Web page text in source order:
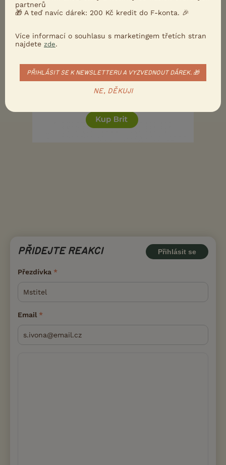
PŘIDEJTE REAKCI Přihlásit se
Přezdívka
Email
partnerů
🎁 A teď navíc dárek: 200 Kč kredit do F-konta. 🎉
Více informací o souhlasu s marketingem třetích stran
najdete zde.
PŘIHLÁSIT SE K NEWSLETTERU A VYZVEDNOUT DÁREK. 🎁
NE, DĚKUJI